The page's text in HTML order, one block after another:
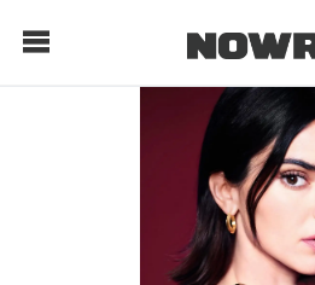
每日鲜榨
现客视点